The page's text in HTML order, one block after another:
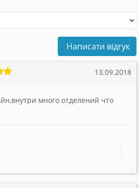
Написати відгук
13.09.2018
много отделений что